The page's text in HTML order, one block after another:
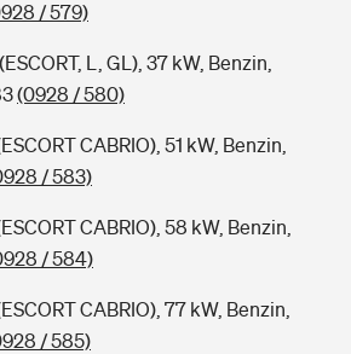
/ 579)
L, GL), 37 kW, Benzin,
(0928 / 580)
CABRIO), 51 kW, Benzin,
/ 583)
CABRIO), 58 kW, Benzin,
/ 584)
CABRIO), 77 kW, Benzin,
/ 585)